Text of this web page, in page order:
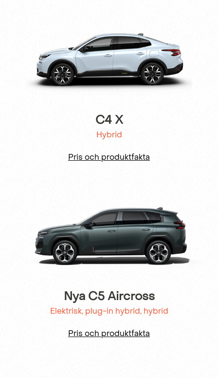
C4 X
Hybrid
Pris och produktfakta
Nya C5 Aircross
Elektrisk, plug-in hybrid, hybrid
Pris och produktfakta